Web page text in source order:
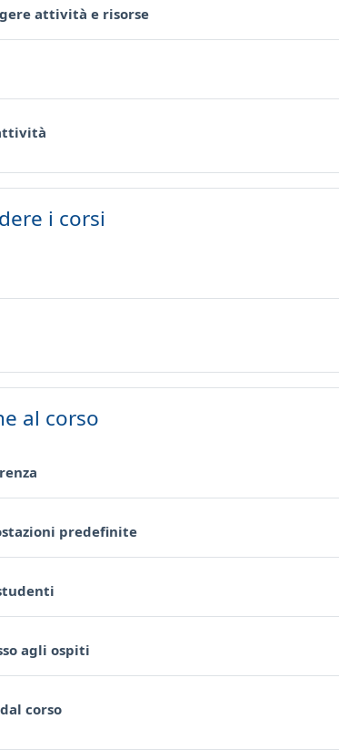
attività e risorsePagina
i corsi
al corso
predefinitePagina
agli ospiti
corsoPagina